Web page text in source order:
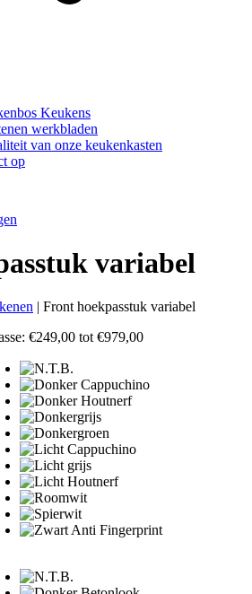
Keukens
werkbladen
van onze keukenkasten
op
variabel
| Front hoekpasstuk variabel
€249,00 tot €979,00